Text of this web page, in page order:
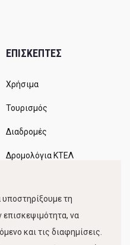
ΕΠΙΣΚΕΠΤΕΣ
Χρήσιμα
Τουρισμός
Διαδρομές
Δρομολόγια ΚΤΕΛ
Κίνηση Λιμένοςτη
επισκεψιμότητα, να
και τις διαφημίσεις.